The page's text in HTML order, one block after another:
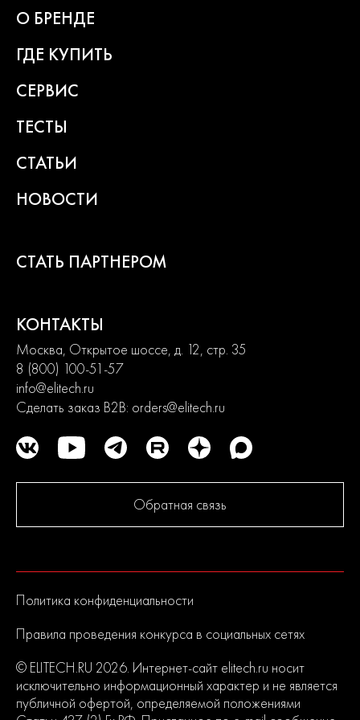
Современный дизайн и превосходная эргономика
превращают любой рабочий процесс в удовольствие.
О БРЕНДЕ
ГДЕ КУПИТЬ
СЕРВИС
ТЕСТЫ
СТАТЬИ
НОВОСТИ
СТАТЬ ПАРТНЕРОМ
КОНТАКТЫ
Москва, Открытое шоссе, д. 12, стр. 35
8 (800) 100-51-57
info@elitech.ru
Сделать заказ B2B: orders@elitech.ru
Обратная связь
Политика конфиденциальности
Правила проведения конкурса в социальных сетях
© ELITECH.RU 2026. Интернет-сайт elitech.ru носит
исключительно информационный характер и не является
публичной офертой, определяемой положениями